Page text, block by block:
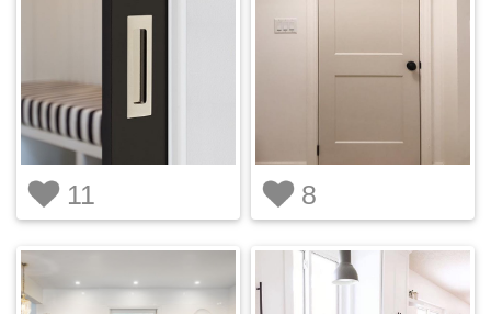
11 8